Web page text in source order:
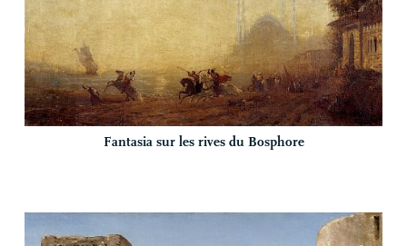
Fantasia sur les rives du Bosphore